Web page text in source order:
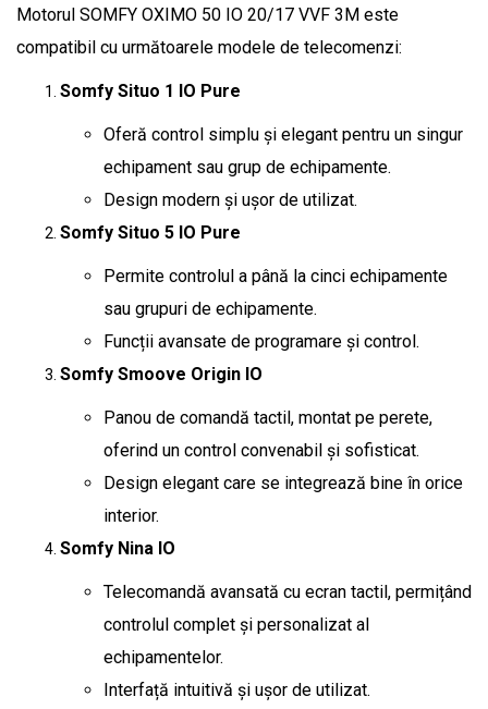
Motorul SOMFY OXIMO 50 IO 20/17 VVF 3M este
compatibil cu următoarele modele de telecomenzi:
Somfy Situo 1 IO Pure
Oferă control simplu și elegant pentru un singur
echipament sau grup de echipamente.
Design modern și ușor de utilizat.
Somfy Situo 5 IO Pure
Permite controlul a până la cinci echipamente
sau grupuri de echipamente.
Funcții avansate de programare și control.
Somfy Smoove Origin IO
Panou de comandă tactil, montat pe perete,
oferind un control convenabil și sofisticat.
Design elegant care se integrează bine în orice
interior.
Somfy Nina IO
Telecomandă avansată cu ecran tactil, permițând
controlul complet și personalizat al
echipamentelor.
Interfață intuitivă și ușor de utilizat.